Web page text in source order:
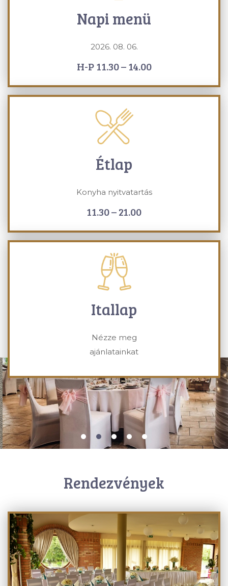
Napi menü
2026. 08. 06.
H-P 11.30 – 14.00
Étlap
Konyha nyitvatartás
11.30 – 21.00
Itallap
Nézze meg
ajánlatainkat
Rendezvények